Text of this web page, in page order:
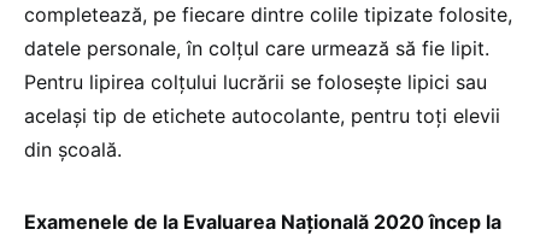
completează, pe fiecare dintre colile tipizate folosite,
datele personale, în colțul care urmează să fie lipit.
Pentru lipirea colțului lucrării se folosește lipici sau
același tip de etichete autocolante, pentru toți elevii
din școală.
Examenele de la Evaluarea Națională 2020 încep la